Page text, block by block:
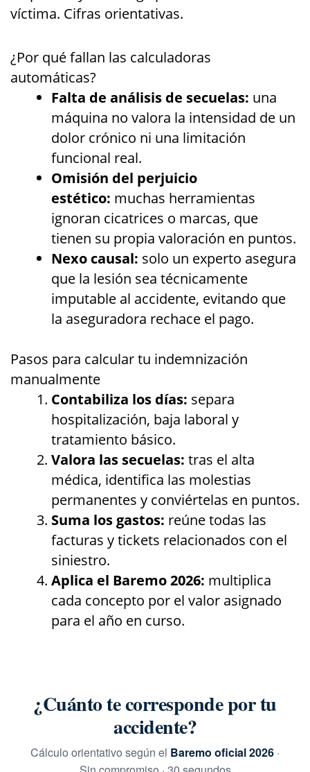
víctima. Cifras orientativas.
¿Por qué fallan las calculadoras
automáticas?
Falta de análisis de secuelas: una
máquina no valora la intensidad de un
dolor crónico ni una limitación
funcional real.
Omisión del perjuicio
estético: muchas herramientas
ignoran cicatrices o marcas, que
tienen su propia valoración en puntos.
Nexo causal: solo un experto asegura
que la lesión sea técnicamente
imputable al accidente, evitando que
la aseguradora rechace el pago.
Pasos para calcular tu indemnización
manualmente
Contabiliza los días: separa
hospitalización, baja laboral y
tratamiento básico.
Valora las secuelas: tras el alta
médica, identifica las molestias
permanentes y conviértelas en puntos.
Suma los gastos: reúne todas las
facturas y tickets relacionados con el
siniestro.
Aplica el Baremo 2026: multiplica
cada concepto por el valor asignado
para el año en curso.
¿Cuánto te corresponde por tu
accidente?
Cálculo orientativo según el Baremo oficial 2026 ·